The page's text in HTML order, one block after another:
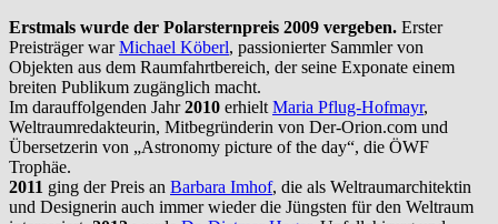
Erstmals wurde der Polarsternpreis 2009 vergeben. Erster
Preisträger warMichael Köberl, passionierter Sammler von
Objekten aus dem Raumfahrtbereich, der seine Exponate einem
breiten Publikum zugänglich macht.
Im darauffolgenden Jahr2010 erhielt Maria Pflug-Hofmayr,
Weltraumredakteurin, Mitbegründerin von Der-Orion.com und
Übersetzerin von „Astronomy picture of the day“, die ÖWF
Trophäe.
2011 ging der Preis an Barbara Imhof, die als Weltraumarchitektin
und Designerin auch immer wieder die Jüngsten für den Weltraum